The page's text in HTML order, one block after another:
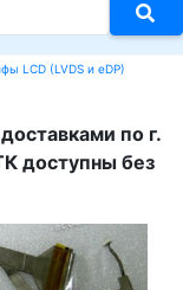
LCD (LVDS и eDP)
по г.
доступны без